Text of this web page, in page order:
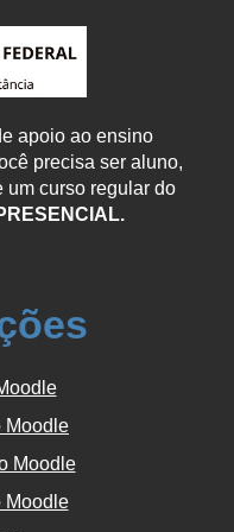
apoio ao ensino
precisa ser aluno,
um curso regular do
Moodle
Moodle
Moodle